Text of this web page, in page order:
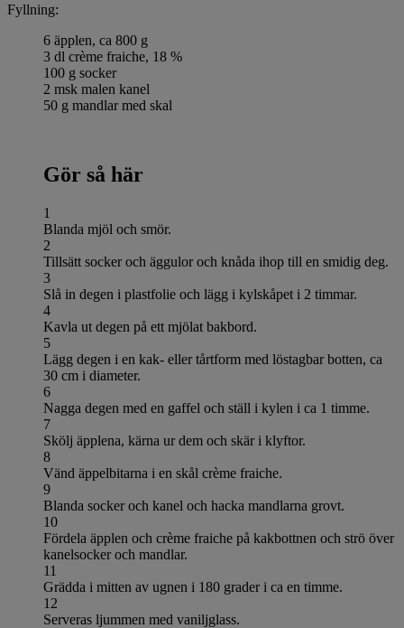
Fyllning:
6 äpplen, ca 800 g
3 dl crème fraiche, 18 %
100 g socker
2 msk malen kanel
50 g mandlar med skal
Gör så här
1
Blanda mjöl och smör.
2
Tillsätt socker och äggulor och knåda ihop till en smidig deg.
3
Slå in degen i plastfolie och lägg i kylskåpet i 2 timmar.
4
Kavla ut degen på ett mjölat bakbord.
5
Lägg degen i en kak- eller tårtform med löstagbar botten, ca
30 cm i diameter.
6
Nagga degen med en gaffel och ställ i kylen i ca 1 timme.
7
Skölj äpplena, kärna ur dem och skär i klyftor.
8
Vänd äppelbitarna i en skål crème fraiche.
9
Blanda socker och kanel och hacka mandlarna grovt.
10
Fördela äpplen och crème fraiche på kakbottnen och strö över
kanelsocker och mandlar.
11
Grädda i mitten av ugnen i 180 grader i ca en timme.
12
Serveras ljummen med vaniljglass.